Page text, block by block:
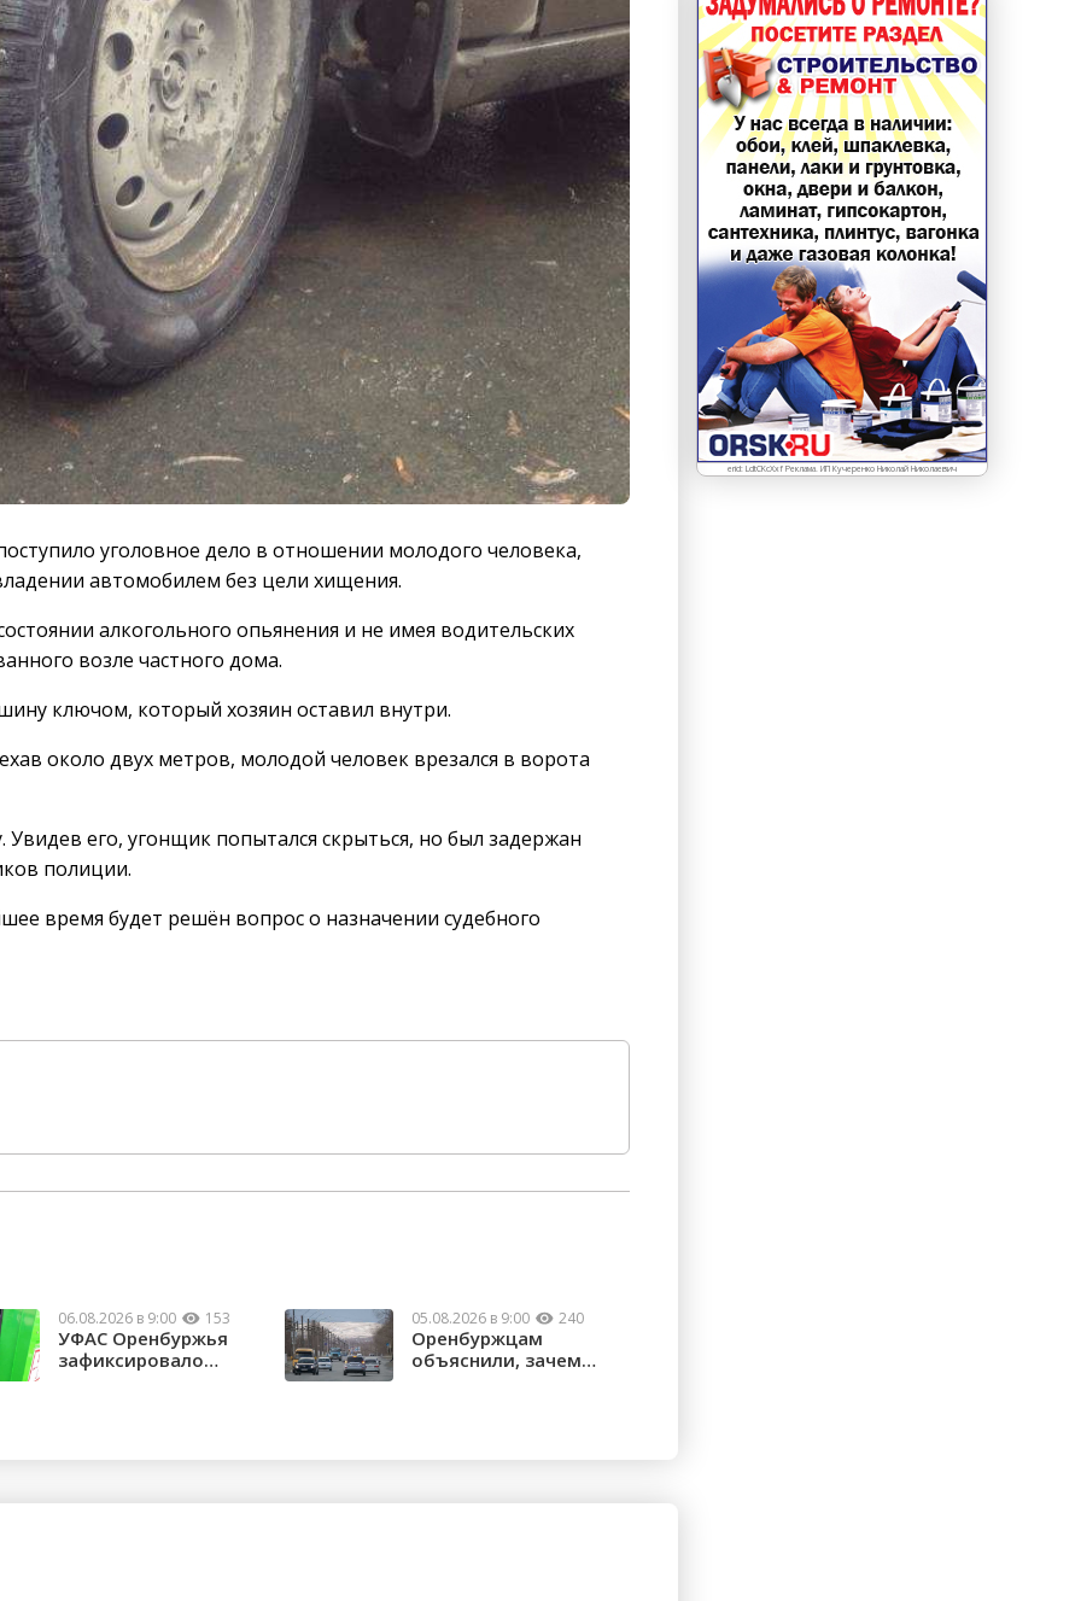
уголовное дело в отношении молодого человека,
автомобилем без цели хищения.
алкогольного опьянения и не имея водительских
возле частного дома.
ключом, который хозяин оставил внутри.
около двух метров, молодой человек врезался в ворота
его, угонщик попытался скрыться, но был задержан
полиции.
время будет решён вопрос о назначении судебного
06.08.2026 в 9:00 153
УФАС Оренбуржья
зафиксировало
05.08.2026 в 9:00 240
Оренбуржцам
объяснили, зачем
erid: LdtCKcXxf Реклама. ИП Кучеренко Николай Николаевич